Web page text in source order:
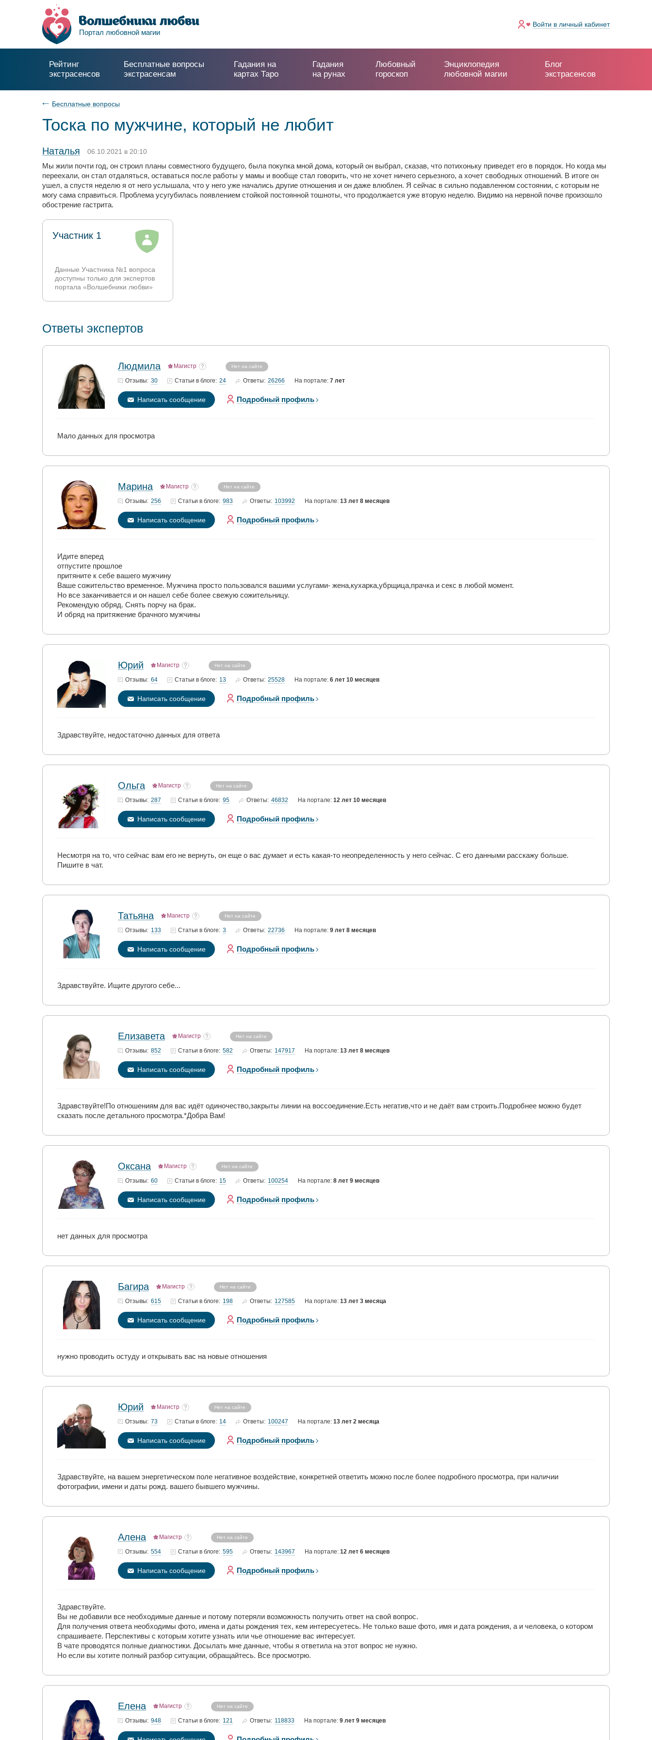
Портал любовной магии
Войти в личный кабинет
Рейтинг
экстрасенсов
Бесплатные вопросы
экстрасенсам
Гадания на
картах Таро
Гадания
на рунах
Любовный
гороскоп
Энциклопедия
любовной магии
Блог
экстрасенсов
Бесплатные вопросы
Тоска по мужчине, который не любит
Наталья 06.10.2021 в 20:10
Мы жили почти год, он строил планы совместного будущего, была покупка мной дома, который он выбрал, сказав, что потихоньку приведет его в порядок. Но когда мы
переехали, он стал отдаляться, оставаться после работы у мамы и вообще стал говорить, что не хочет ничего серьезного, а хочет свободных отношений. В итоге он
ушел, а спустя неделю я от него услышала, что у него уже начались другие отношения и он даже влюблен. Я сейчас в сильно подавленном состоянии, с которым не
могу сама справиться. Проблема усугубилась появлением стойкой постоянной тошноты, что продолжается уже вторую неделю. Видимо на нервной почве произошло
обострение гастрита.
Участник 1
Данные Участника №1 вопроса
доступны только для экспертов
портала «Волшебники любви»
Ответы экспертов
Людмила Магистр Нет на сайте
Отзывы: 30 Статьи в блоге: 24 Ответы: 26266 На портале: 7 лет
Написать сообщение Подробный профиль
Мало данных для просмотра
Марина Магистр Нет на сайте
Отзывы: 256 Статьи в блоге: 983 Ответы: 103992 На портале: 13 лет 8 месяцев
Написать сообщение Подробный профиль
Идите вперед
отпустите прошлое
притяните к себе вашего мужчину
Ваше сожительство временное. Мужчина просто пользовался вашими услугами- жена,кухарка,убрщица,прачка и секс в любой момент.
Но все заканчивается и он нашел себе более свежую сожительницу.
Рекомендую обряд. Снять порчу на брак.
И обряд на притяжение брачного мужчины
Юрий Магистр Нет на сайте
Отзывы: 64 Статьи в блоге: 13 Ответы: 25528 На портале: 6 лет 10 месяцев
Написать сообщение Подробный профиль
Здравствуйте, недостаточно данных для ответа
Ольга Магистр Нет на сайте
Отзывы: 287 Статьи в блоге: 95 Ответы: 46832 На портале: 12 лет 10 месяцев
Написать сообщение Подробный профиль
Несмотря на то, что сейчас вам его не вернуть, он еще о вас думает и есть какая-то неопределенность у него сейчас. С его данными расскажу больше.
Пишите в чат.
Татьяна Магистр Нет на сайте
Отзывы: 133 Статьи в блоге: 3 Ответы: 22736 На портале: 9 лет 8 месяцев
Написать сообщение Подробный профиль
Здравствуйте. Ищите другого себе...
Елизавета Магистр Нет на сайте
Отзывы: 852 Статьи в блоге: 582 Ответы: 147917 На портале: 13 лет 8 месяцев
Написать сообщение Подробный профиль
Здравствуйте!По отношениям для вас идёт одиночество,закрыты линии на воссоединение.Есть негатив,что и не даёт вам строить.Подробнее можно будет
сказать после детального просмотра.*Добра Вам!
Оксана Магистр Нет на сайте
Отзывы: 60 Статьи в блоге: 15 Ответы: 100254 На портале: 8 лет 9 месяцев
Написать сообщение Подробный профиль
нет данных для просмотра
Багира Магистр Нет на сайте
Отзывы: 615 Статьи в блоге: 198 Ответы: 127585 На портале: 13 лет 3 месяца
Написать сообщение Подробный профиль
нужно проводить остуду и открывать вас на новые отношения
Юрий Магистр Нет на сайте
Отзывы: 73 Статьи в блоге: 14 Ответы: 100247 На портале: 13 лет 2 месяца
Написать сообщение Подробный профиль
Здравствуйте, на вашем энергетическом поле негативное воздействие, конкретней ответить можно после более подробного просмотра, при наличии
фотографии, имени и даты рожд. вашего бывшего мужчины.
Алена Магистр Нет на сайте
Отзывы: 554 Статьи в блоге: 595 Ответы: 143967 На портале: 12 лет 6 месяцев
Написать сообщение Подробный профиль
Здравствуйте.
Вы не добавили все необходимые данные и потому потеряли возможность получить ответ на свой вопрос.
Для получения ответа необходимы фото, имена и даты рождения тех, кем интересуетесь. Не только ваше фото, имя и дата рождения, а и человека, о котором
спрашиваете. Перспективы с которым хотите узнать или чье отношение вас интересует.
В чате проводятся полные диагностики. Досылать мне данные, чтобы я ответила на этот вопрос не нужно.
Но если вы хотите полный разбор ситуации, обращайтесь. Все просмотрю.
Елена Магистр Нет на сайте
Отзывы: 948 Статьи в блоге: 121 Ответы: 118833 На портале: 9 лет 9 месяцев